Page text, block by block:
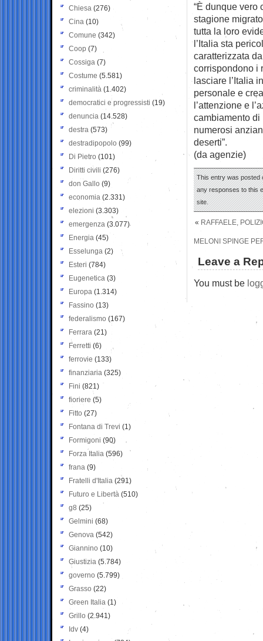
“È dunque vero
stagione
tutta la loro
l’Italia sta
caratterizzata
corrispondono i
lasciare l’Italia
personale e
l’attenzione e
cambiamento di
numerosi
deserti”.
(da agenzie)
This entry was posted
any responses to this
site.
« RAFFAELE,
MELONI SPINGE
Leave a
You must be
Chiesa (276)
Cina (10)
Comune (342)
Coop (7)
Cossiga (7)
Costume (5.581)
criminalità (1.402)
democratici e progressisti (19)
denuncia (14.528)
destra (573)
destradipopolo (99)
Di Pietro (101)
Diritti civili (276)
don Gallo (9)
economia (2.331)
elezioni (3.303)
emergenza (3.077)
Energia (45)
Esselunga (2)
Esteri (784)
Eugenetica (3)
Europa (1.314)
Fassino (13)
federalismo (167)
Ferrara (21)
Ferretti (6)
ferrovie (133)
finanziaria (325)
Fini (821)
fioriere (5)
Fitto (27)
Fontana di Trevi (1)
Formigoni (90)
Forza Italia (596)
frana (9)
Fratelli d'Italia (291)
Futuro e Libertà (510)
g8 (25)
Gelmini (68)
Genova (542)
Giannino (10)
Giustizia (5.784)
governo (5.799)
Grasso (22)
Green Italia (1)
Grillo (2.941)
Idv (4)